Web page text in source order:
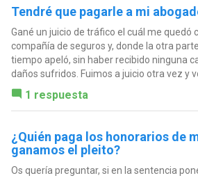
Tendré que pagarle a mi
Gané un juicio de tráfico el cuál me quedó
compañía de seguros y, donde la otra
tiempo apeló, sin haber recibido ninguna
daños sufridos. Fuimos a juicio otra vez y
1 respuesta
¿Quién paga los honorarios de
ganamos el pleito?
Os quería preguntar, si en la sentencia